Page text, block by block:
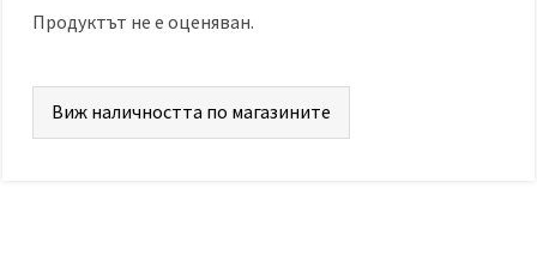
Продуктът не е оценяван.
Виж наличността по магазините